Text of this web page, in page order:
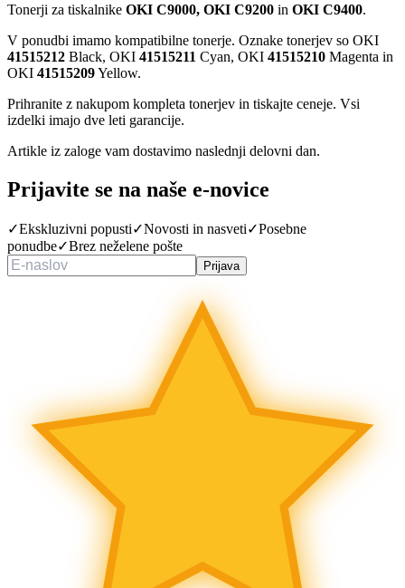
Tonerji za tiskalnike OKI C9000, OKI C9200 in OKI C9400.
V ponudbi imamo kompatibilne tonerje. Oznake tonerjev so OKI
41515212 Black, OKI 41515211 Cyan, OKI 41515210 Magenta in
OKI 41515209Yellow.
Prihranite z nakupom kompleta tonerjev in tiskajte ceneje. Vsi
izdelki imajo dve leti garancije.
Artikle iz zaloge vam dostavimo naslednji delovni dan.
Prijavite se na naše e-novice
✓Ekskluzivni popusti✓Novosti in nasveti✓Posebne
ponudbe✓Brez neželene pošte
Prijava